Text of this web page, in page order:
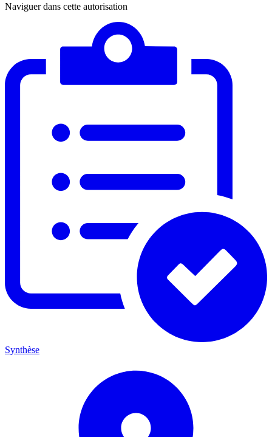
Naviguer dans cette autorisation
Synthèse